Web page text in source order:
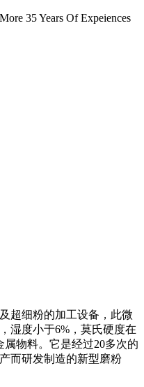
35 Years Of Expeiences
超细粉的加工设备，此微
湿度小于6%，莫氏硬度在
物料。它是经过20多次的
而研发制造的新型磨粉